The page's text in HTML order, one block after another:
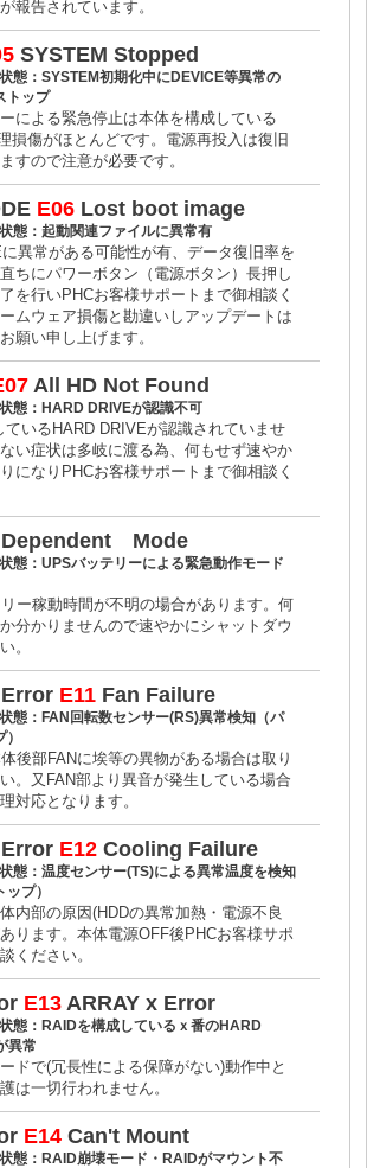
報告されています。
SYSTEM Stopped
態：SYSTEM初期化中にDEVICE等異常の
トップ
による緊急停止は本体を構成している
損傷がほとんどです。電源再投入は復旧
すので注意が必要です。
E06 Lost boot image
態：起動関連ファイルに異常有
異常がある可能性が有、データ復旧率を
ちにパワーボタン（電源ボタン）長押し
を行いPHCお客様サポートまで御相談く
ムウェア損傷と勘違いしアップデートは
願い申し上げます。
All HD Not Found
態：HARD DRIVEが認識不可
ているHARD DRIVEが認識されていませ
い症状は多岐に渡る為、何もせず速やか
になりPHCお客様サポートまで御相談く
Dependent Mode
態：UPSバッテリーによる緊急動作モード
ー稼動時間が不明の場合があります。何
分かりませんので速やかにシャットダウ
。
E11 Fan Failure
態：FAN回転数センサー(RS)異常検知（パ
後部FANに埃等の異物がある場合は取り
。又FAN部より異音が発生している場合
対応となります。
E12 Cooling Failure
態：温度センサー(TS)による異常温度を検知
ップ）
内部の原因(HDDの異常加熱・電源不良
ります。本体電源OFF後PHCお客様サポ
ください。
E13 ARRAY x Error
態：RAIDを構成しているｘ番のHARD
異常
ドで(冗長性による保障がない)動作中と
は一切行われません。
E14 Can't Mount
態：RAID崩壊モード・RAIDがマウント不